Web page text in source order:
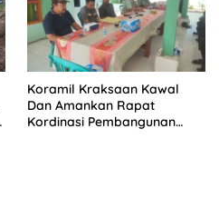
Koramil Kraksaan Kawal
Dan Amankan Rapat
Kordinasi Pembangunan